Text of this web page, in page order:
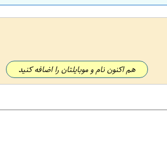
هم اکنون نام و موبایلتان را اضافه کنید